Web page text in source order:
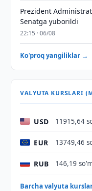
Prezident
Senatga yuborildi
22:15 · 06/08
Ko'proq yangiliklar →
VALYUTA KURSLARI
USD 11915,64
EUR 13749,46
RUB 146,19
Barcha valyuta